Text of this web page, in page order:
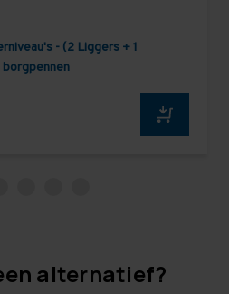
- (2 Liggers + 1
borgpennen
alternatief?